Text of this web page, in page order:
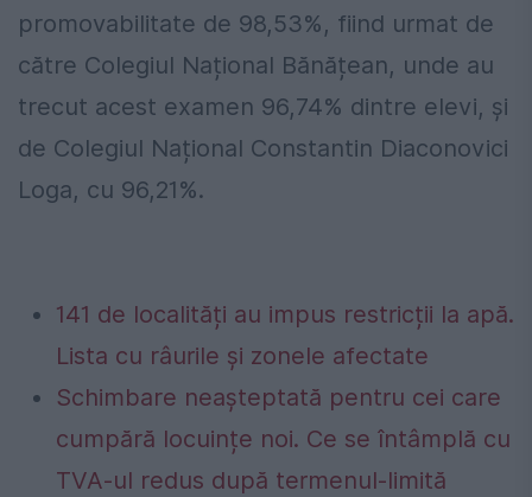
promovabilitate de 98,53%, fiind urmat de
către Colegiul Național Bănățean, unde au
trecut acest examen 96,74% dintre elevi, și
de Colegiul Național Constantin Diaconovici
Loga, cu 96,21%.
141 de localități au impus restricții la apă.
Lista cu râurile și zonele afectate
Schimbare neașteptată pentru cei care
cumpără locuințe noi. Ce se întâmplă cu
TVA-ul redus după termenul-limită